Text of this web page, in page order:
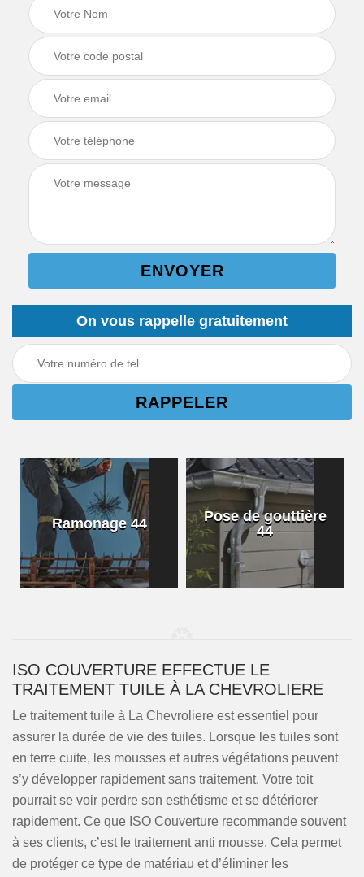
On vous rappelle gratuitement
Ramonage 44
Pose de gouttière
44
ISO COUVERTURE EFFECTUE LE
TRAITEMENT TUILE À LA CHEVROLIERE
Le traitement tuile à La Chevroliere est essentiel pour
assurer la durée de vie des tuiles. Lorsque les tuiles sont
en terre cuite, les mousses et autres végétations peuvent
s’y développer rapidement sans traitement. Votre toit
pourrait se voir perdre son esthétisme et se détériorer
rapidement. Ce que ISO Couverture recommande souvent
à ses clients, c’est le traitement anti mousse. Cela permet
de protéger ce type de matériau et d’éliminer les